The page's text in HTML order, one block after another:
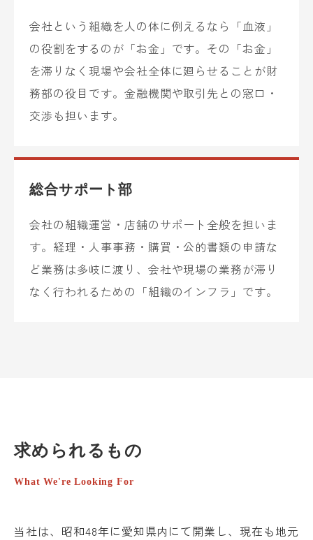
会社という組織を人の体に例えるなら「血液」
の役割をするのが「お金」です。その「お金」
を滞りなく現場や会社全体に廻らせることが財
務部の役目です。金融機関や取引先との窓口・
交渉も担います。
総合サポート部
会社の組織運営・店舗のサポート全般を担いま
す。経理・人事事務・購買・公的書類の申請な
ど業務は多岐に渡り、会社や現場の業務が滞り
なく行われるための「組織のインフラ」です。
求められるもの
What We're Looking For
当社は、昭和48年に愛知県内にて開業し、現在も地元